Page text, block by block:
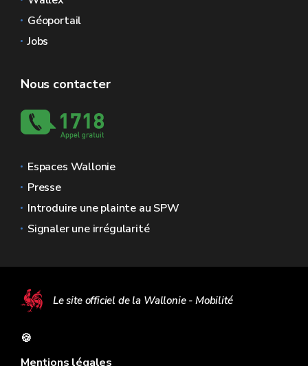
Géoportail
Jobs
Nous contacter
Espaces Wallonie
Presse
Introduire une plainte au SPW
Signaler une irrégularité
Le site officiel de la Wallonie - Mobilité
🍪
Mentions légales